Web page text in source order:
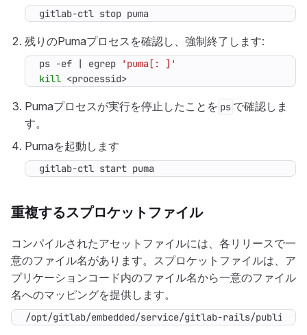
gitlab-ctl stop puma
残りのPumaプロセスを確認し、強制終了します:
ps -ef | egrep
'puma[: ]'
kill <processid>
Pumaプロセスが実行を停止したことを ps で確認しま
す。
Pumaを起動します
gitlab-ctl start puma
重複するスプロケットファイル
コンパイルされたアセットファイルには、各リリースで一
意のファイル名があります。スプロケットファイルは、ア
プリケーションコード内のファイル名から一意のファイル
名へのマッピングを提供します。
/opt/gitlab/embedded/service/gitlab-rails/public/